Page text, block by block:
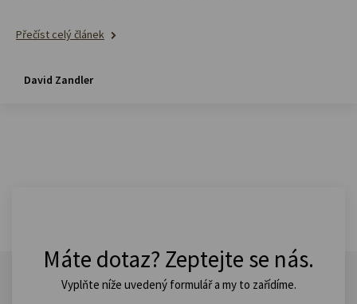
Přečíst celý článek
David Zandler
Máte dotaz? Zeptejte se nás.
Vyplňte níže uvedený formulář a my to zařídíme.